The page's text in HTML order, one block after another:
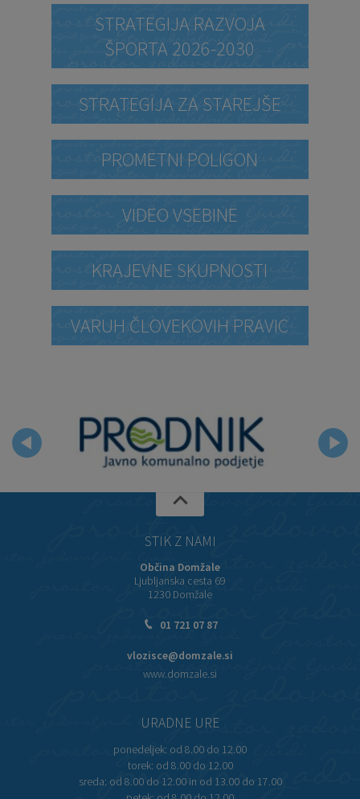
STRATEGIJA RAZVOJA
ŠPORTA 2026-2030
STRATEGIJA ZA STAREJŠE
PROMETNI POLIGON
VIDEO VSEBINE
KRAJEVNE SKUPNOSTI
VARUH ČLOVEKOVIH PRAVIC
STIK Z NAMI
Občina Domžale
Ljubljanska cesta 69
1230 Domžale
01 721 07 87
vlozisce@domzale.si
www.domzale.si
URADNE URE
ponedeljek: od 8.00 do 12.00
torek: od 8.00 do 12.00
sreda: od 8.00 do 12.00 in od 13.00 do 17.00